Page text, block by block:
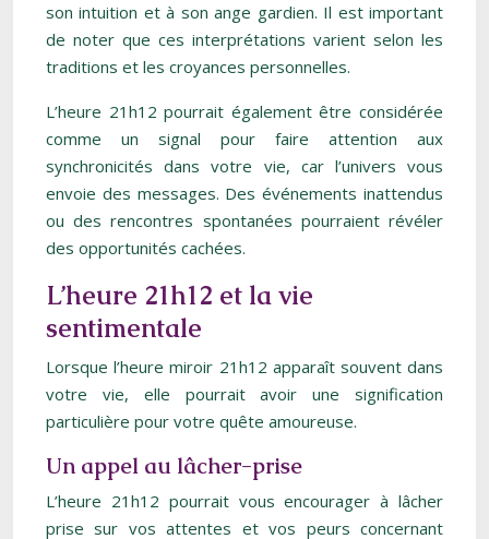
son intuition et à son ange gardien. Il est important
de noter que ces interprétations varient selon les
traditions et les croyances personnelles.
L’heure 21h12 pourrait également être considérée
comme un signal pour faire attention aux
synchronicités dans votre vie, car l’univers vous
envoie des messages. Des événements inattendus
ou des rencontres spontanées pourraient révéler
des opportunités cachées.
L’heure 21h12 et la vie
sentimentale
Lorsque l’heure miroir 21h12 apparaît souvent dans
votre vie, elle pourrait avoir une signification
particulière pour votre quête amoureuse.
Un appel au lâcher-prise
L’heure 21h12 pourrait vous encourager à lâcher
prise sur vos attentes et vos peurs concernant